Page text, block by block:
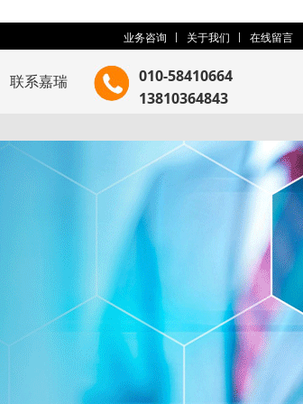
业务咨询 关于我们 在线留言
联系嘉瑞
010-58410664
13810364843